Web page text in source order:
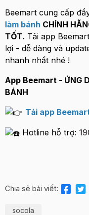
Beemart cung cấp
làm bánh CHÍNH
TỐT. Tải app
lợi - dễ dàng và
nhanh nhất nhé !
App Beemart - ỨNG
BÁNH
Tải app
Hotline hỗ trợ:
Chia sẻ bài viết:
socola